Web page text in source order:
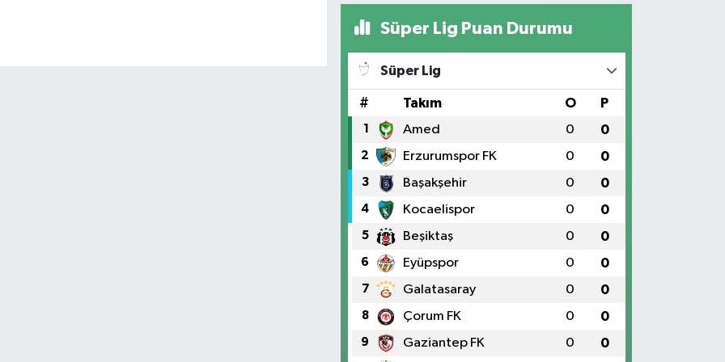
Süper Lig Puan Durumu
Süper Lig
# Takım O P
1 Amed 0 0
2 Erzurumspor FK 0 0
3 Başakşehir 0 0
4 Kocaelispor 0 0
5 Beşiktaş 0 0
6 Eyüpspor 0 0
7 Galatasaray 0 0
8 Çorum FK 0 0
9 Gaziantep FK 0 0